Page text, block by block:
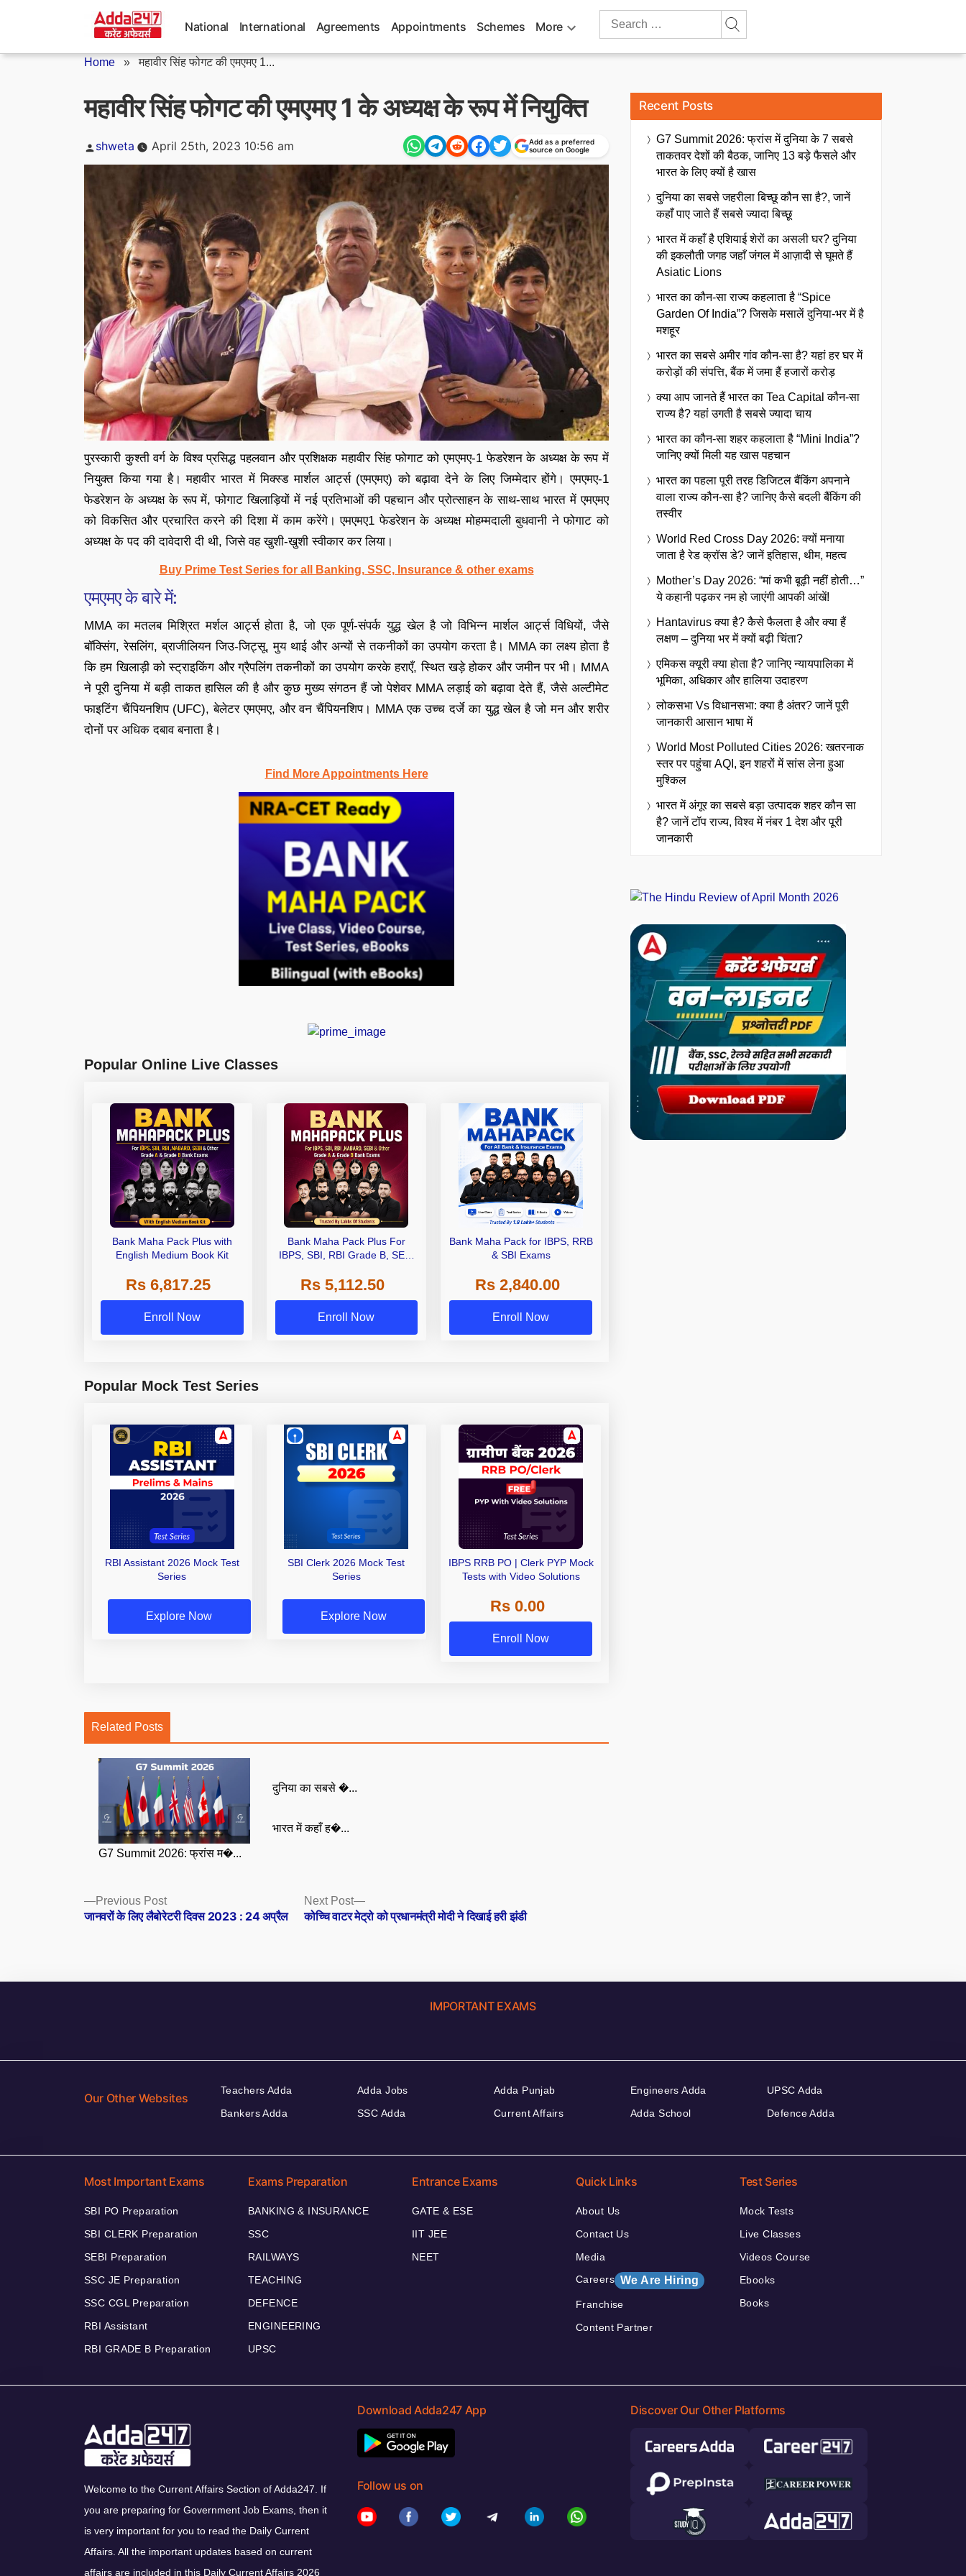
National International Agreements Appointments Schemes More
Search
Home »महावीर सिंह फोगट की एमएमए 1...
महावीर सिंह फोगट की एमएमए 1 के अध्यक्ष के रूप में नियुक्ति
Posted
shweta April 25th, 2023 10:56 am
Add as a preferred
source on Google
पुरस्कारी कुश्ती वर्ग के विश्व प्रसिद्ध पहलवान और प्रशिक्षक महावीर सिंह फोगाट को एमएमए-1 फेडरेशन के अध्यक्ष के रूप में
नियुक्त किया गया है। महावीर भारत में मिक्स्ड मार्शल आर्ट्स (एमएमए) को बढ़ावा देने के लिए जिम्मेदार होंगे। एमएमए-1
फेडरेशन के अध्यक्ष के रूप में, फोगाट खिलाड़ियों में नई प्रतिभाओं की पहचान और प्रोत्साहन के साथ-साथ भारत में एमएमए
को विकसित और प्रचारित करने की दिशा में काम करेंगे। एमएमए1 फेडरेशन के अध्यक्ष मोहम्मदाली बुधवानी ने फोगाट को
अध्यक्ष के पद की दावेदारी दी थी, जिसे वह खुशी-खुशी स्वीकार कर लिया।
Buy Prime Test Series for all Banking, SSC, Insurance & other exams
एमएमए के बारे में:
MMA का मतलब मिश्रित मर्शल आर्ट्स होता है, जो एक पूर्ण-संपर्क युद्ध खेल है जो विभिन्न मार्शल आर्ट्स विधियों, जैसे
बॉक्सिंग, रेसलिंग, ब्राजीलियन जिउ-जिट्सू, मुय थाई और अन्यों से तकनीकों का उपयोग करता है। MMA का लक्ष्य होता है
कि हम खिलाड़ी को स्ट्राइकिंग और ग्रैपलिंग तकनीकों का उपयोग करके हराएँ, स्थित खड़े होकर और जमीन पर भी। MMA
ने पूरी दुनिया में बड़ी ताकत हासिल की है और कुछ मुख्य संगठन हैं जो पेशेवर MMA लड़ाई को बढ़ावा देते हैं, जैसे अल्टीमेट
फाइटिंग चैंपियनशिप (UFC), बेलेटर एमएमए, और वन चैंपियनशिप। MMA एक उच्च दर्जे का युद्ध खेल है जो मन और शरीर
दोनों पर अधिक दबाव बनाता है।
Find More Appointments Here
Popular Online Live Classes
Bank Maha Pack Plus with
English Medium Book Kit
Rs 6,817.25
Enroll Now
Bank Maha Pack Plus For
IBPS, SBI, RBI Grade B, SEBI
Other Grade A & Grade B Bank
Exams
Rs 5,112.50
Enroll Now
Bank Maha Pack for IBPS, RRB
& SBI Exams
Rs 2,840.00
Enroll Now
Popular Mock Test Series
RBI Assistant 2026 Mock Test
Series
Explore Now
SBI Clerk 2026 Mock Test
Series
Explore Now
IBPS RRB PO | Clerk PYP Mock
Tests with Video Solutions
Rs 0.00
Enroll Now
Related Posts
G7 Summit 2026: फ्रांस म�...
दुनिया का सबसे �...
भारत में कहाँ ह�...
Posts
navigation
Previous PostPrevious
post:
जानवरों के लिए लैबोरेटरी दिवस 2023 : 24 अप्रैल
Next Post
Next
post:
कोच्चि वाटर मेट्रो को प्रधानमंत्री मोदी ने दिखाई हरी झंडी
Recent Posts
G7 Summit 2026: फ्रांस में दुनिया के 7 सबसे
ताकतवर देशों की बैठक, जानिए 13 बड़े फैसले और
भारत के लिए क्यों है खास
दुनिया का सबसे जहरीला बिच्छू कौन सा है?, जानें
कहाँ पाए जाते हैं सबसे ज्यादा बिच्छू
भारत में कहाँ है एशियाई शेरों का असली घर? दुनिया
की इकलौती जगह जहाँ जंगल में आज़ादी से घूमते हैं
Asiatic Lions
भारत का कौन-सा राज्य कहलाता है “Spice
Garden Of India”? जिसके मसालें दुनिया-भर में है
मशहूर
भारत का सबसे अमीर गांव कौन-सा है? यहां हर घर में
करोड़ों की संपत्ति, बैंक में जमा हैं हजारों करोड़
क्या आप जानते हैं भारत का Tea Capital कौन-सा
राज्य है? यहां उगती है सबसे ज्यादा चाय
भारत का कौन-सा शहर कहलाता है “Mini India”?
जानिए क्यों मिली यह खास पहचान
भारत का पहला पूरी तरह डिजिटल बैंकिंग अपनाने
वाला राज्य कौन-सा है? जानिए कैसे बदली बैंकिंग की
तस्वीर
World Red Cross Day 2026: क्यों मनाया
जाता है रेड क्रॉस डे? जानें इतिहास, थीम, महत्व
Mother’s Day 2026: “मां कभी बूढ़ी नहीं होती…”
ये कहानी पढ़कर नम हो जाएंगी आपकी आंखें!
Hantavirus क्या है? कैसे फैलता है और क्या हैं
लक्षण – दुनिया भर में क्यों बढ़ी चिंता?
एमिकस क्यूरी क्या होता है? जानिए न्यायपालिका में
भूमिका, अधिकार और हालिया उदाहरण
लोकसभा Vs विधानसभा: क्या है अंतर? जानें पूरी
जानकारी आसान भाषा में
World Most Polluted Cities 2026: खतरनाक
स्तर पर पहुंचा AQI, इन शहरों में सांस लेना हुआ
मुश्किल
भारत में अंगूर का सबसे बड़ा उत्पादक शहर कौन सा
है? जानें टॉप राज्य, विश्व में नंबर 1 देश और पूरी
जानकारी
IMPORTANT EXAMS
Our Other Websites
Teachers Adda
Bankers Adda
Adda Jobs
SSC Adda
Adda Punjab
Current Affairs
Engineers Adda
Adda School
UPSC Adda
Defence Adda
Most Important Exams
SBI PO Preparation
SBI CLERK Preparation
SEBI Preparation
SSC JE Preparation
SSC CGL Preparation
RBI Assistant
RBI GRADE B Preparation
Exams Preparation
BANKING & INSURANCE
SSC
RAILWAYS
TEACHING
DEFENCE
ENGINEERING
UPSC
Entrance Exams
GATE & ESE
IIT JEE
NEET
Quick Links
About Us
Contact Us
Media
Careers We Are Hiring
Franchise
Content Partner
Test Series
Mock Tests
Live Classes
Videos Course
Ebooks
Books
Welcome to the Current Affairs Section of Adda247. If
you are preparing for Government Job Exams, then it
is very important for you to read the Daily Current
Affairs. All the important updates based on current
affairs are included in this Daily Current Affairs 2026
Download Adda247 App
Follow us on
Discover Our Other Platforms